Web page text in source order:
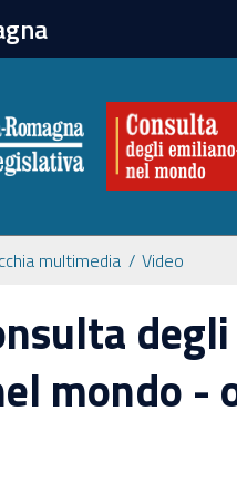
multimedia Video
mondo -